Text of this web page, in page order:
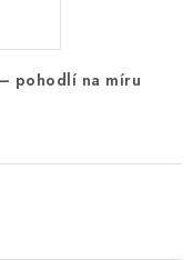
pohodlí na míru